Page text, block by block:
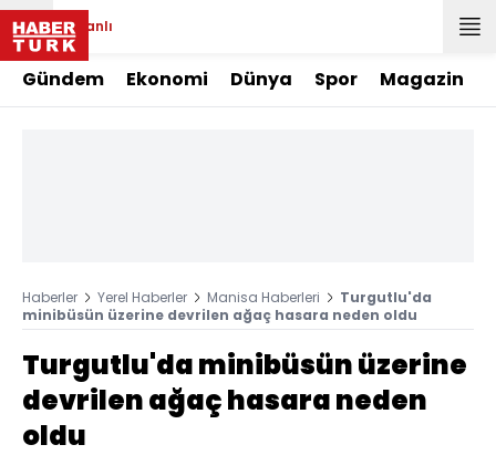
Canlı
Gündem Ekonomi Dünya Spor Magazin
Haberler Yerel Haberler Manisa Haberleri
Turgutlu'da
minibüsün üzerine devrilen ağaç hasara neden oldu
Turgutlu'da minibüsün üzerine
devrilen ağaç hasara neden
oldu